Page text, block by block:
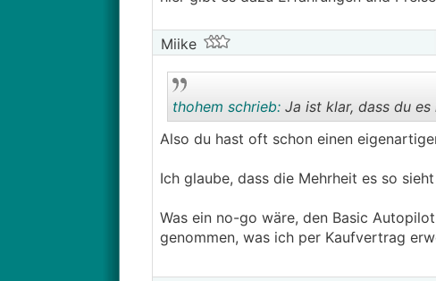
Miike
thohem schrieb:Ja ist klar, dass du es
Also du hast oft schon einen
Ich glaube, dass die Mehrheit es so
Was ein no-go wäre, den Basic
genommen, was ich per Kaufvertrag